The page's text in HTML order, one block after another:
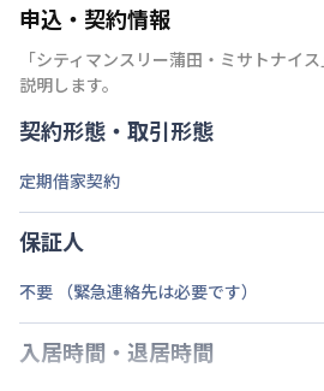
申込・契約情報
「シティマンスリー蒲田・ミサトナイス
説明します。
契約形態・取引形態
定期借家契約
保証人
不要 （緊急連絡先は必要です）
入居時間・退居時間